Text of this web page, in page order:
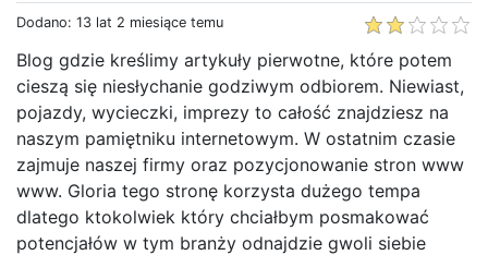
Dodano: 13 lat 2 miesiące temu
Blog gdzie kreślimy artykuły pierwotne, które potem
cieszą się niesłychanie godziwym odbiorem. Niewiast,
pojazdy, wycieczki, imprezy to całość znajdziesz na
naszym pamiętniku internetowym. W ostatnim czasie
zajmuje naszej firmy oraz pozycjonowanie stron www
www. Gloria tego stronę korzysta dużego tempa
dlatego ktokolwiek który chciałbym posmakować
potencjałów w tym branży odnajdzie gwoli siebie